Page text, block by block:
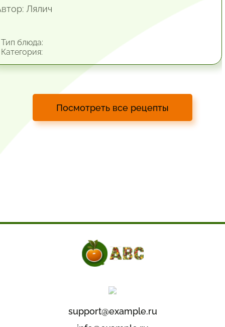
Лялич
блюда:
Посмотреть все рецепты
support@example.ru